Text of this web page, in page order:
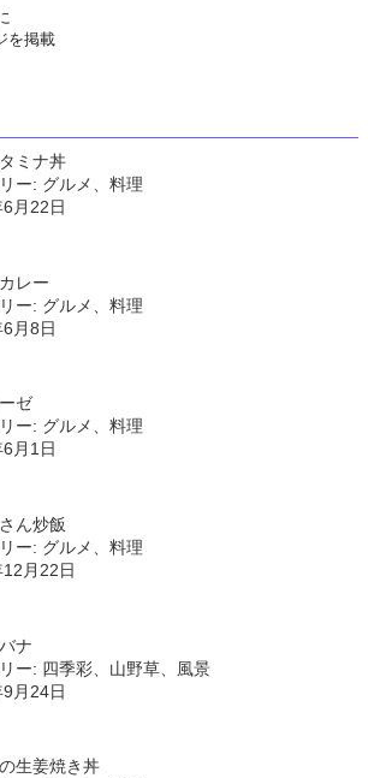
を掲載
ミナ丼
ー: グルメ、料理
月22日
レー
ー: グルメ、料理
月8日
ゼ
ー: グルメ、料理
月1日
ん炒飯
ー: グルメ、料理
月22日
ナ
ー: 四季彩、山野草、風景
月24日
生姜焼き丼